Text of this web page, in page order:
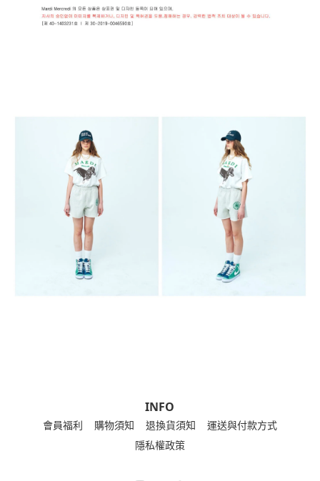
INFO
會員福利 購物須知 退換貨須知
運送與付款方式
隱私權政策